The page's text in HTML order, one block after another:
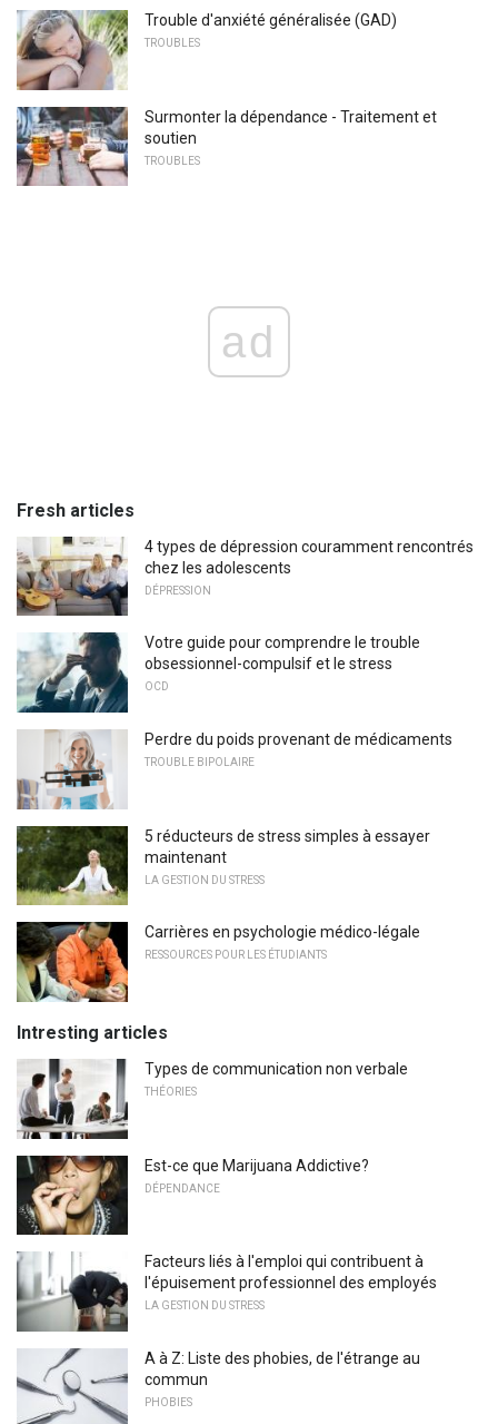
Trouble d'anxiété généralisée (GAD)
TROUBLES
Surmonter la dépendance - Traitement et
soutien
TROUBLES
ad
Fresh articles
4 types de dépression couramment rencontrés
chez les adolescents
DÉPRESSION
Votre guide pour comprendre le trouble
obsessionnel-compulsif et le stress
OCD
Perdre du poids provenant de médicaments
TROUBLE BIPOLAIRE
5 réducteurs de stress simples à essayer
maintenant
LA GESTION DU STRESS
Carrières en psychologie médico-légale
RESSOURCES POUR LES ÉTUDIANTS
Intresting articles
Types de communication non verbale
THÉORIES
Est-ce que Marijuana Addictive?
DÉPENDANCE
Facteurs liés à l'emploi qui contribuent à
l'épuisement professionnel des employés
LA GESTION DU STRESS
A à Z: Liste des phobies, de l'étrange au
commun
PHOBIES